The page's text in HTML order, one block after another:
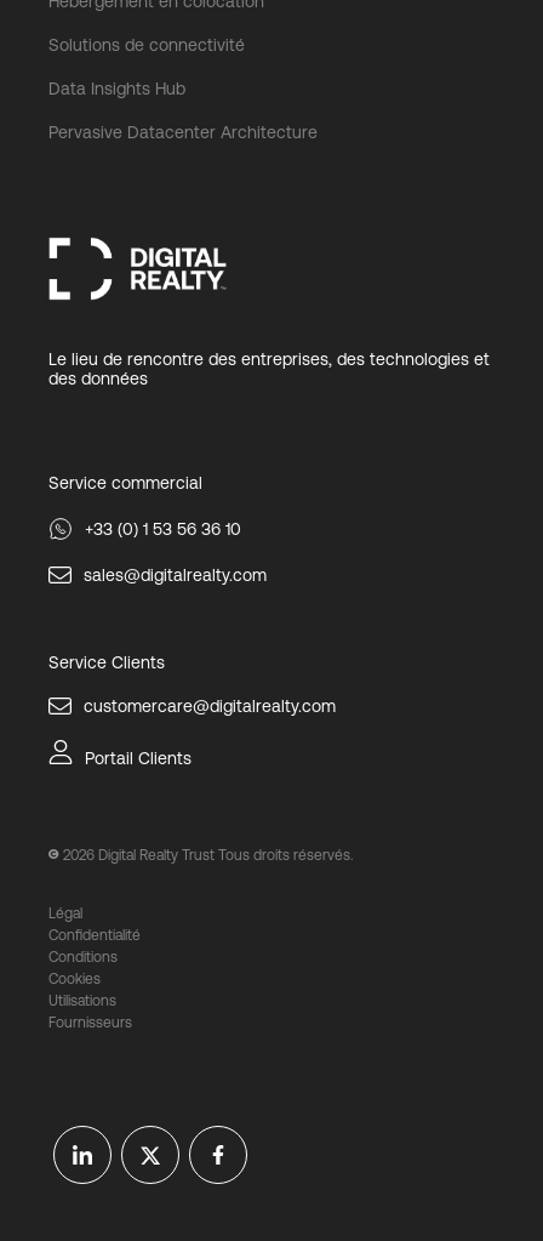
Solutions de connectivité
Data Insights Hub
Pervasive Datacenter Architecture
Le lieu de rencontre des entreprises, des technologies et
des données
Service commercial
+33 (0) 1 53 56 36 10
sales@digitalrealty.com
Service Clients
customercare@digitalrealty.com
Portail Clients
2026 Digital Realty Trust Tous droits réservés.
Légal
Confidentialité
Conditions
Cookies
Utilisations
Fournisseurs